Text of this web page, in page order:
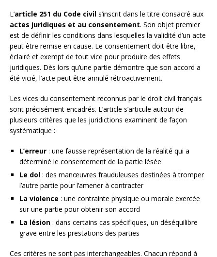
L’article 251 du Code civil s’inscrit dans le titre consacré aux
actes juridiques et au consentement. Son objet premier
est de définir les conditions dans lesquelles la validité d’un acte
peut être remise en cause. Le consentement doit être libre,
éclairé et exempt de tout vice pour produire des effets
juridiques. Dès lors qu’une partie démontre que son accord a
été vicié, l’acte peut être annulé rétroactivement.
Les vices du consentement reconnus par le droit civil français
sont précisément encadrés. L’article s’articule autour de
plusieurs critères que les juridictions examinent de façon
systématique :
L’erreur : une fausse représentation de la réalité qui a
déterminé le consentement de la partie lésée
Le dol : des manœuvres frauduleuses destinées à tromper
l’autre partie pour l’amener à contracter
La violence : une contrainte physique ou morale exercée
sur une partie pour obtenir son accord
La lésion : dans certains cas spécifiques, un déséquilibre
grave entre les prestations des parties
Ces critères ne sont pas interchangeables. Chacun répond à